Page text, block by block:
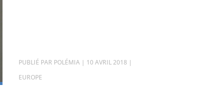
PAR POLÉMIA | 10 AVRIL 2018 |
EUROPE